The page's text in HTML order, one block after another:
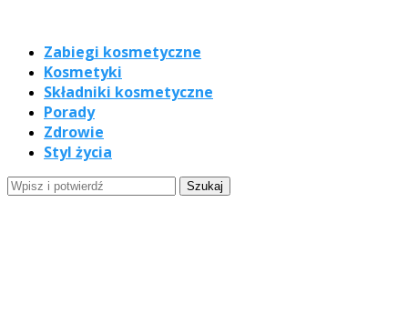
Zabiegi kosmetyczne
Kosmetyki
Składniki kosmetyczne
Porady
Zdrowie
Styl życia